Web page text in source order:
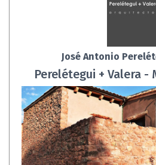
José Antonio
Perelétegui + Valera -